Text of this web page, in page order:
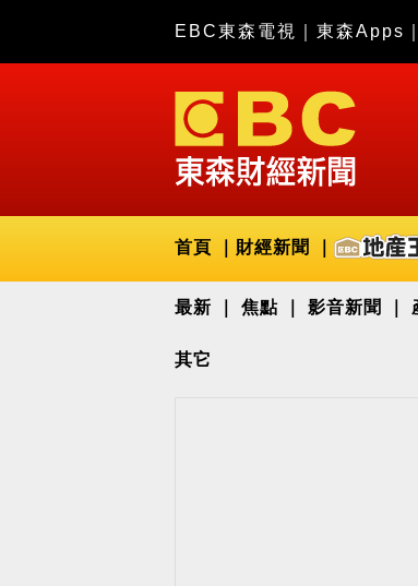
EBC東森電視 東森Apps
首頁 財經新聞
最新 焦點 影音新聞
其它